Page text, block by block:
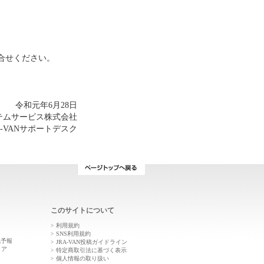
ください。
令和元年6月28日
ムサービス株式会社
VANサポートデスク
報
このサイトについて
利用規約
SNS利用規約
JRA-VAN投稿ガイドライン
特定商取引法に基づく表示
個人情報の取り扱い